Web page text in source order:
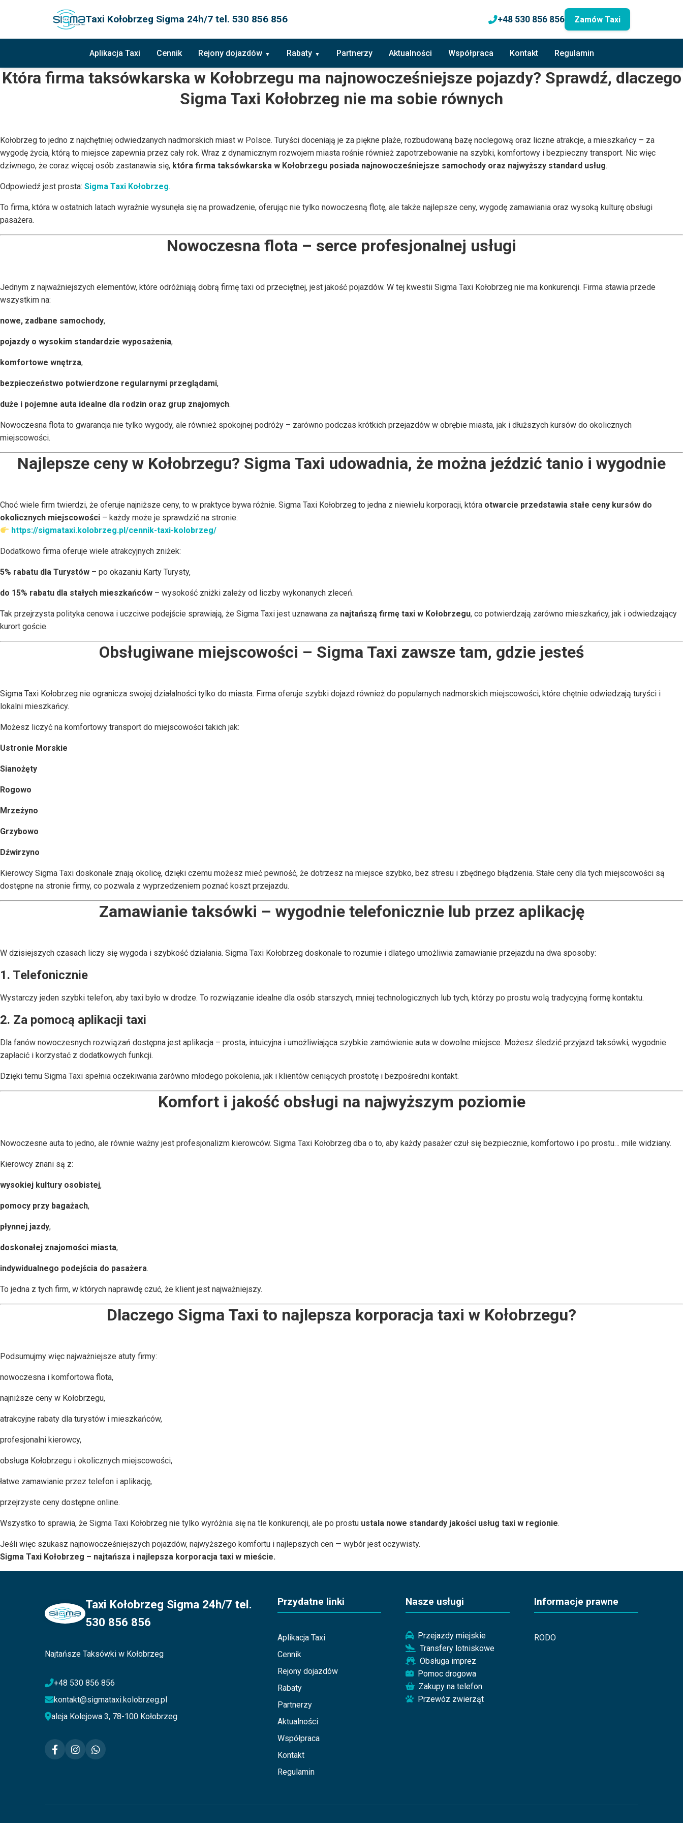
Taxi Kołobrzeg Sigma 24h/7 tel. 530 856 856 +48 530 856 856 Zamów Taxi
Aplikacja Taxi Cennik Rejony dojazdów Rabaty Partnerzy Aktualności Współpraca Kontakt Regulamin
Która firma taksówkarska w Kołobrzegu ma najnowocześniejsze pojazdy? Sprawdź, dlaczego
Sigma Taxi Kołobrzeg nie ma sobie równych
Kołobrzeg to jedno z najchętniej odwiedzanych nadmorskich miast w Polsce. Turyści doceniają je za piękne plaże, rozbudowaną bazę noclegową oraz liczne atrakcje, a mieszkańcy – za
wygodę życia, którą to miejsce zapewnia przez cały rok. Wraz z dynamicznym rozwojem miasta rośnie również zapotrzebowanie na szybki, komfortowy i bezpieczny transport. Nic więc
dziwnego, że coraz więcej osób zastanawia się, która firma taksówkarska w Kołobrzegu posiada najnowocześniejsze samochody oraz najwyższy standard usług.
Odpowiedź jest prosta: Sigma Taxi Kołobrzeg.
To firma, która w ostatnich latach wyraźnie wysunęła się na prowadzenie, oferując nie tylko nowoczesną flotę, ale także najlepsze ceny, wygodę zamawiania oraz wysoką kulturę obsługi
pasażera.
Nowoczesna flota – serce profesjonalnej usługi
Jednym z najważniejszych elementów, które odróżniają dobrą firmę taxi od przeciętnej, jest jakość pojazdów. W tej kwestii Sigma Taxi Kołobrzeg nie ma konkurencji. Firma stawia przede
wszystkim na:
nowe, zadbane samochody,
pojazdy o wysokim standardzie wyposażenia,
komfortowe wnętrza,
bezpieczeństwo potwierdzone regularnymi przeglądami,
duże i pojemne auta idealne dla rodzin oraz grup znajomych.
Nowoczesna flota to gwarancja nie tylko wygody, ale również spokojnej podróży – zarówno podczas krótkich przejazdów w obrębie miasta, jak i dłuższych kursów do okolicznych
miejscowości.
Najlepsze ceny w Kołobrzegu? Sigma Taxi udowadnia, że można jeździć tanio i wygodnie
Choć wiele firm twierdzi, że oferuje najniższe ceny, to w praktyce bywa różnie. Sigma Taxi Kołobrzeg to jedna z niewielu korporacji, która otwarcie przedstawia stałe ceny kursów do
okolicznych miejscowości – każdy może je sprawdzić na stronie:
https://sigmataxi.kolobrzeg.pl/cennik-taxi-kolobrzeg/
Dodatkowo firma oferuje wiele atrakcyjnych zniżek:
5% rabatu dla Turystów – po okazaniu Karty Turysty,
do 15% rabatu dla stałych mieszkańców – wysokość zniżki zależy od liczby wykonanych zleceń.
Tak przejrzysta polityka cenowa i uczciwe podejście sprawiają, że Sigma Taxi jest uznawana za najtańszą firmę taxi w Kołobrzegu, co potwierdzają zarówno mieszkańcy, jak i odwiedzający
kurort goście.
Obsługiwane miejscowości – Sigma Taxi zawsze tam, gdzie jesteś
Sigma Taxi Kołobrzeg nie ogranicza swojej działalności tylko do miasta. Firma oferuje szybki dojazd również do popularnych nadmorskich miejscowości, które chętnie odwiedzają turyści i
lokalni mieszkańcy.
Możesz liczyć na komfortowy transport do miejscowości takich jak:
Ustronie Morskie
Sianożęty
Rogowo
Mrzeżyno
Grzybowo
Dźwirzyno
Kierowcy Sigma Taxi doskonale znają okolicę, dzięki czemu możesz mieć pewność, że dotrzesz na miejsce szybko, bez stresu i zbędnego błądzenia. Stałe ceny dla tych miejscowości są
dostępne na stronie firmy, co pozwala z wyprzedzeniem poznać koszt przejazdu.
Zamawianie taksówki – wygodnie telefonicznie lub przez aplikację
W dzisiejszych czasach liczy się wygoda i szybkość działania. Sigma Taxi Kołobrzeg doskonale to rozumie i dlatego umożliwia zamawianie przejazdu na dwa sposoby:
1. Telefonicznie
Wystarczy jeden szybki telefon, aby taxi było w drodze. To rozwiązanie idealne dla osób starszych, mniej technologicznych lub tych, którzy po prostu wolą tradycyjną formę kontaktu.
2. Za pomocą aplikacji taxi
Dla fanów nowoczesnych rozwiązań dostępna jest aplikacja – prosta, intuicyjna i umożliwiająca szybkie zamówienie auta w dowolne miejsce. Możesz śledzić przyjazd taksówki, wygodnie
zapłacić i korzystać z dodatkowych funkcji.
Dzięki temu Sigma Taxi spełnia oczekiwania zarówno młodego pokolenia, jak i klientów ceniących prostotę i bezpośredni kontakt.
Komfort i jakość obsługi na najwyższym poziomie
Nowoczesne auta to jedno, ale równie ważny jest profesjonalizm kierowców. Sigma Taxi Kołobrzeg dba o to, aby każdy pasażer czuł się bezpiecznie, komfortowo i po prostu… mile widziany.
Kierowcy znani są z:
wysokiej kultury osobistej,
pomocy przy bagażach,
płynnej jazdy,
doskonałej znajomości miasta,
indywidualnego podejścia do pasażera.
To jedna z tych firm, w których naprawdę czuć, że klient jest najważniejszy.
Dlaczego Sigma Taxi to najlepsza korporacja taxi w Kołobrzegu?
Podsumujmy więc najważniejsze atuty firmy:
nowoczesna i komfortowa flota,
najniższe ceny w Kołobrzegu,
atrakcyjne rabaty dla turystów i mieszkańców,
profesjonalni kierowcy,
obsługa Kołobrzegu i okolicznych miejscowości,
łatwe zamawianie przez telefon i aplikację,
przejrzyste ceny dostępne online.
Wszystko to sprawia, że Sigma Taxi Kołobrzeg nie tylko wyróżnia się na tle konkurencji, ale po prostu ustala nowe standardy jakości usług taxi w regionie.
Jeśli więc szukasz najnowocześniejszych pojazdów, najwyższego komfortu i najlepszych cen — wybór jest oczywisty.
Sigma Taxi Kołobrzeg – najtańsza i najlepsza korporacja taxi w mieście.
Taxi Kołobrzeg Sigma 24h/7 tel.
530 856 856
Najtańsze Taksówki w Kołobrzeg
+48 530 856 856
kontakt@sigmataxi.kolobrzeg.pl
aleja Kolejowa 3, 78-100 Kołobrzeg
Przydatne linki
Aplikacja Taxi
Cennik
Rejony dojazdów
Rabaty
Partnerzy
Aktualności
Współpraca
Kontakt
Regulamin
Nasze usługi
Przejazdy miejskie
Transfery lotniskowe
Obsługa imprez
Pomoc drogowa
Zakupy na telefon
Przewóz zwierząt
Informacje prawne
RODO